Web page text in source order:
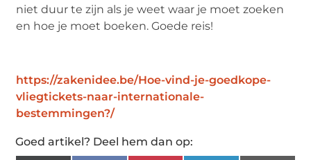
niet duur te zijn als je weet waar je moet zoeken
en hoe je moet boeken. Goede reis!
https://zakenidee.be/Hoe-vind-je-goedkope-
vliegtickets-naar-internationale-
bestemmingen?/
Goed artikel? Deel hem dan op: